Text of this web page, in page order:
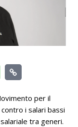
per il
i salari bassi
tra generi.